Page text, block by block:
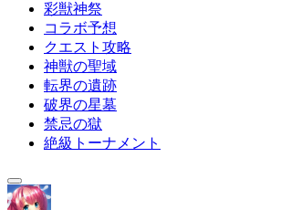
彩獣神祭
コラボ予想
クエスト攻略
神獣の聖域
転界の遺跡
破界の星墓
禁忌の獄
絶級トーナメント